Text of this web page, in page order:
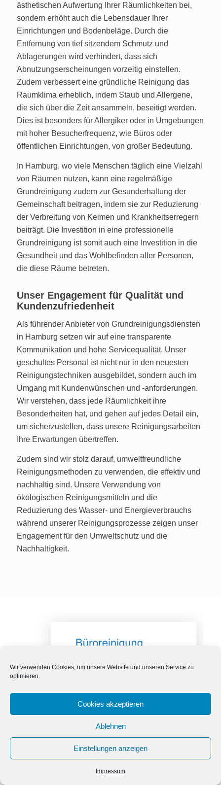
Wir verwenden Cookies, um unsere Website und unseren Service zu
optimieren.
Cookies akzeptieren
Ablehnen
Einstellungen anzeigen
Impressum
ästhetischen Aufwertung Ihrer Räumlichkeiten bei,
sondern erhöht auch die Lebensdauer Ihrer
Einrichtungen und Bodenbeläge. Durch die
Entfernung von tief sitzendem Schmutz und
Ablagerungen wird verhindert, dass sich
Abnutzungserscheinungen vorzeitig einstellen.
Zudem verbessert eine gründliche Reinigung das
Raumklima erheblich, indem Staub und Allergene,
die sich über die Zeit ansammeln, beseitigt werden.
Dies ist besonders für Allergiker oder in Umgebungen
mit hoher Besucherfrequenz, wie Büros oder
öffentlichen Einrichtungen, von großer Bedeutung.
In Hamburg, wo viele Menschen täglich eine Vielzahl
von Räumen nutzen, kann eine regelmäßige
Grundreinigung zudem zur Gesunderhaltung der
Gemeinschaft beitragen, indem sie zur Reduzierung
der Verbreitung von Keimen und Krankheitserregern
beiträgt. Die Investition in eine professionelle
Grundreinigung ist somit auch eine Investition in die
Gesundheit und das Wohlbefinden aller Personen,
die diese Räume betreten.
Unser Engagement für Qualität und
Kundenzufriedenheit
Als führender Anbieter von Grundreinigungsdiensten
in Hamburg setzen wir auf eine transparente
Kommunikation und hohe Servicequalität. Unser
geschultes Personal ist nicht nur in den neuesten
Reinigungstechniken ausgebildet, sondern auch im
Umgang mit Kundenwünschen und -anforderungen.
Wir verstehen, dass jede Räumlichkeit ihre
Besonderheiten hat, und gehen auf jedes Detail ein,
um sicherzustellen, dass unsere Reinigungsarbeiten
Ihre Erwartungen übertreffen.
Zudem sind wir stolz darauf, umweltfreundliche
Reinigungsmethoden zu verwenden, die effektiv und
nachhaltig sind. Unsere Verwendung von
ökologischen Reinigungsmitteln und die
Reduzierung des Wasser- und Energieverbrauchs
während unserer Reinigungsprozesse zeigen unser
Engagement für den Umweltschutz und die
Nachhaltigkeit.
Kontakt